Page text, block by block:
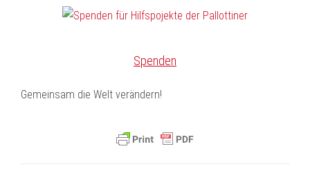
Spenden
Gemeinsam die Welt verändern!